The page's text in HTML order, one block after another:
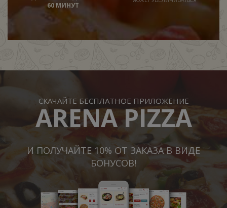
60 МИНУТ
СКАЧАЙТЕ БЕСПЛАТНОЕ ПРИЛОЖЕНИЕ
ARENA PIZZA
И ПОЛУЧАЙТЕ 10% ОТ ЗАКАЗА В ВИДЕ
БОНУСОВ!